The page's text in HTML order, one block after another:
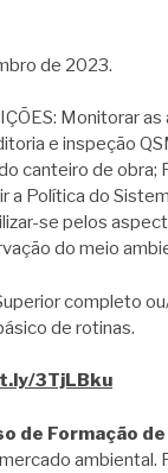
de 2023.
Monitorar
e inspeção
canteiro de obra;
a Política do
se pelos
do meio
completo
de rotinas.
3TjLBku
de Formação